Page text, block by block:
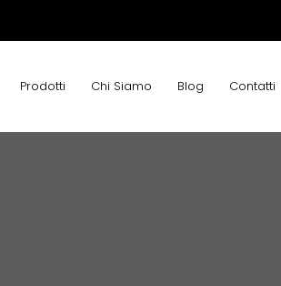
Prodotti Chi Siamo Blog Contatti